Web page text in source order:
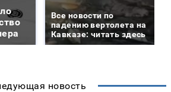
Все новости по
падению вертолета на
Кавказе: читать здесь
новость